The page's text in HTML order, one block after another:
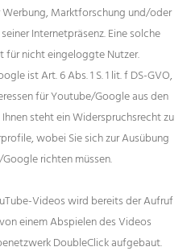
Marktforschung und/oder
Internetpräsenz. Eine solche
nicht eingeloggte Nutzer.
ist Art. 6 Abs. 1 S. 1 lit. f DS-GVO,
für Youtube/Google aus den
steht ein Widerspruchsrecht zu
wobei Sie sich zur Ausübung
richten müssen.
Videos wird bereits der Aufruf
einem Abspielen des Videos
DoubleClick aufgebaut.